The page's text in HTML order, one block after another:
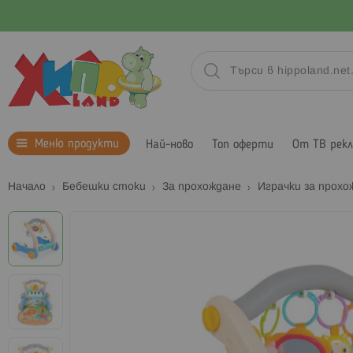
Меню продукти Най-ново Топ оферти От ТВ
Начало Бебешки стоки За прохождане Играчки за
Преминете
края
на
галерията
изображенията